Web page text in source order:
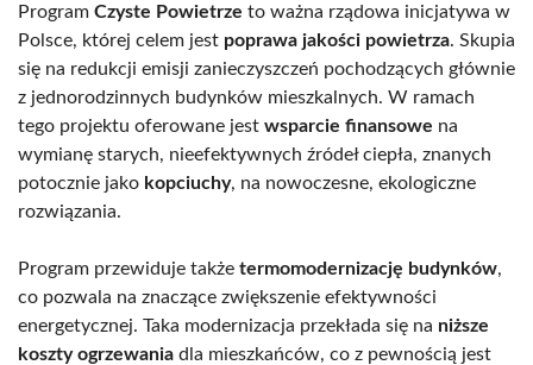
Program Czyste Powietrze to ważna rządowa inicjatywa w
Polsce, której celem jest poprawa jakości powietrza. Skupia
się na redukcji emisji zanieczyszczeń pochodzących głównie
z jednorodzinnych budynków mieszkalnych. W ramach
tego projektu oferowane jest wsparcie finansowe na
wymianę starych, nieefektywnych źródeł ciepła, znanych
potocznie jako kopciuchy, na nowoczesne, ekologiczne
rozwiązania.
Program przewiduje także termomodernizację budynków,
co pozwala na znaczące zwiększenie efektywności
energetycznej. Taka modernizacja przekłada się na niższe
koszty ogrzewania dla mieszkańców, co z pewnością jest